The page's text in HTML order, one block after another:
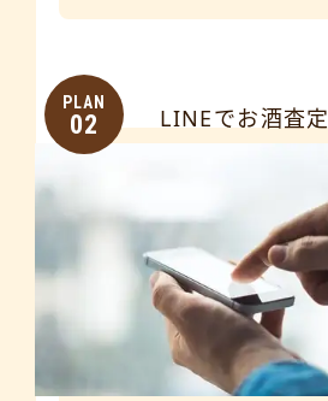
PLAN
02 LINEでお酒査定